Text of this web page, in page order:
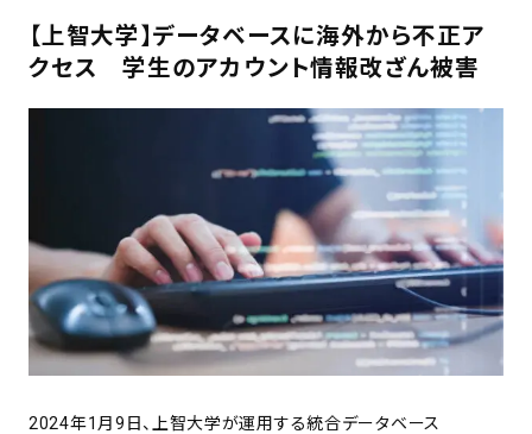
【上智大学】データベースに海外から不正ア
クセス 学生のアカウント情報改ざん被害
2024年1月9日、上智大学が運用する統合データベース